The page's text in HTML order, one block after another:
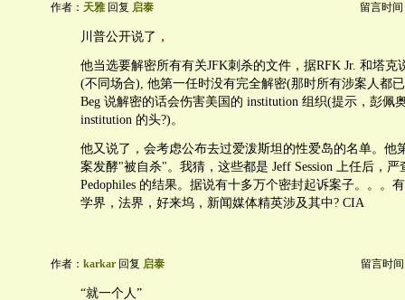
作者： 天雅 回复 启泰 留言时间
川普公开说了，
他当选要解密所有有关JFK刺杀的文件，据RFK Jr. 和塔克
(不同场合), 他第一任时没有完全解密(那时所有涉案人都
Beg 说解密的话会伤害美国的 institution 组织(提示，彭佩
institution 的头?)。
他又说了，会考虑公布去过爱泼斯坦的性爱岛的名单。他
案发酵"被自杀"。我猜，这些都是 Jeff Session 上任后，
Pedophiles 的结果。据说有十多万个密封起诉案子。。。
学界，法界，好来坞，新闻媒体精英涉及其中? CIA
作者： karkar 回复 启泰 留言时间
“就一个人”